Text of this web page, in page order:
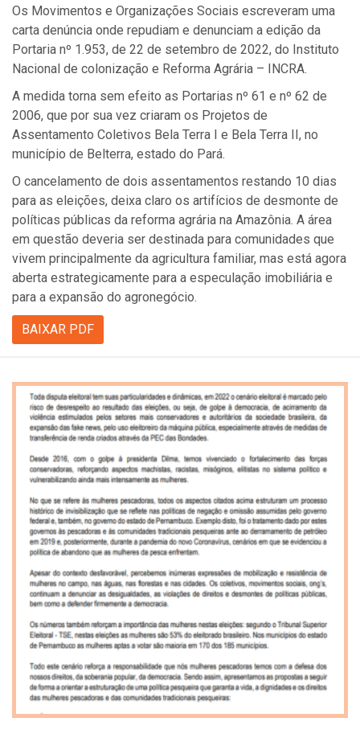
Os Movimentos e Organizações Sociais escreveram uma
carta denúncia onde repudiam e denunciam a edição da
Portaria nº 1.953, de 22 de setembro de 2022, do Instituto
Nacional de colonização e Reforma Agrária – INCRA.
A medida torna sem efeito as Portarias nº 61 e nº 62 de
2006, que por sua vez criaram os Projetos de
Assentamento Coletivos Bela Terra I e Bela Terra II, no
município de Belterra, estado do Pará.
O cancelamento de dois assentamentos restando 10 dias
para as eleições, deixa claro os artifícios de desmonte de
políticas públicas da reforma agrária na Amazônia. A área
em questão deveria ser destinada para comunidades que
vivem principalmente da agricultura familiar, mas está agora
aberta estrategicamente para a especulação imobiliária e
para a expansão do agronegócio.
BAIXAR PDF